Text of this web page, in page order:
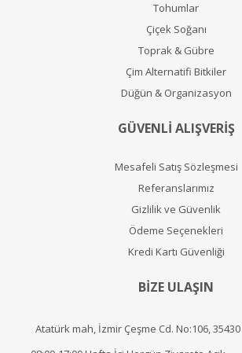
Tohumlar
Çiçek Soğanı
Toprak & Gübre
Çim Alternatifi Bitkiler
Düğün & Organizasyon
GÜVENLİ ALIŞVERİŞ
Mesafeli Satış Sözleşmesi
Referanslarımız
Gizlilik ve Güvenlik
Ödeme Seçenekleri
Kredi Kartı Güvenliği
BİZE ULAŞIN
Atatürk mah, İzmir Çeşme Cd. No:106,